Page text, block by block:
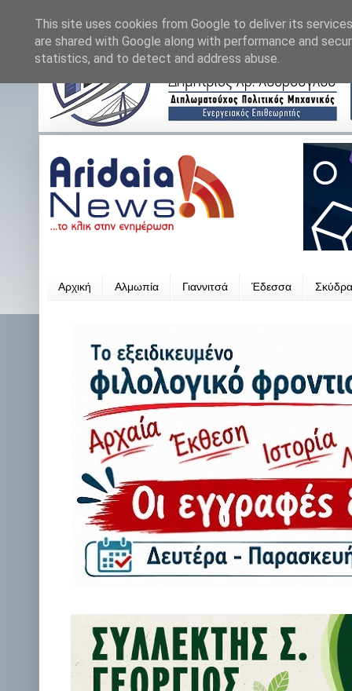
Αρχική Αλμωπία Γιαννιτσά Έδεσσα Σκύδρα
This site uses cookies from Google to deliver its
are shared with Google along with performance and
statistics, and to detect and address abuse.